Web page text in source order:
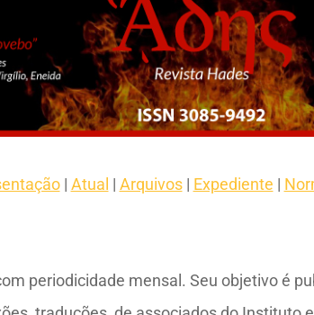
| Atual | Arquivos| Expediente |
periodicidade mensal. Seu objetivo é